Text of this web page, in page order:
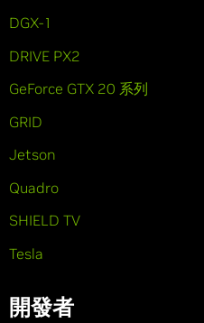
DGX-1
DRIVE PX2
GeForce GTX 20 系列
GRID
Jetson
Quadro
SHIELD TV
Tesla
開發者